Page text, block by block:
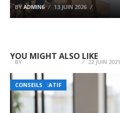
BY ADMIN6 13 JUIN 2026
YOU MIGHT ALSO LIKE
ADMINISTRATIF
BY 22 JUIN 2021
CONSEILS